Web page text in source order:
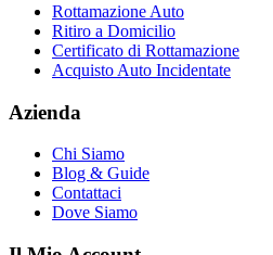
Rottamazione Auto
Ritiro a Domicilio
Certificato di Rottamazione
Acquisto Auto Incidentate
Azienda
Chi Siamo
Blog & Guide
Contattaci
Dove Siamo